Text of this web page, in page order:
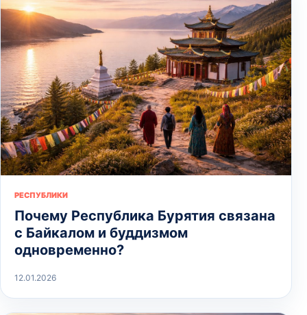
РЕСПУБЛИКИ
Почему Республика Бурятия связана
с Байкалом и буддизмом
одновременно?
12.01.2026